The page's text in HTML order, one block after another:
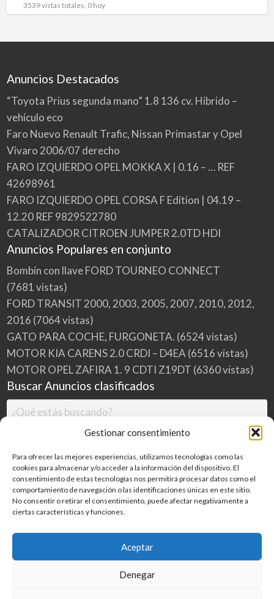
Gestionar consentimiento
Para ofrecer las mejores experiencias, utilizamos tecnologías como las
cookies para almacenar y/o acceder a la información del dispositivo. El
consentimiento de estas tecnologías nos permitirá procesar datos como el
comportamiento de navegación o las identificaciones únicas en este sitio.
No consentir o retirar el consentimiento, puede afectar negativamente a
ciertas características y funciones.
Aceptar
Denegar
3539 vistas totales, 0 hoy
Anuncios Destacados
“Toyota Prius segunda mano” 1.8 136 cv. Hibrido –
vehículo eco
Faro Nuevo Renault Trafic, Nissan Primastar y Opel
Vivaro 2006/07 derecho
FARO IZQUIERDO OPEL MOKKA X | 0.16 – … REF
42698961
FARO IZQUIERDO OPEL CORSA F Edition | 04.19 –
12.20 REF 9829522780
CATALIZADOR CITROEN JUMPER 2.0TD HDI
Anuncios Populares en conjunto
Bombín con llave FORD TOURNEO CONNECT
(7681 vistas)
FORD TRANSIT 2000, 2003, 2005, 2007, 2010, 2012,
2016 (7064 vistas)
GATO PARA COCHE, FURGONETA. (6524 vistas)
MOTOR KIA CARENS 2.0 CRDI – D4EA (6516 vistas)
MOTOR OPEL ZAFIRA 1. 9 CDTI Z19DT (6360 vistas)
Buscar Anuncios clasificados